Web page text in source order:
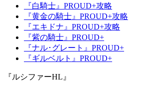
『白騎士』PROUD+攻略
『黄金の騎士』PROUD+攻略
『エキドナ』PROUD+攻略
『紫の騎士』PROUD+
『ナル･グレート』PROUD+
『ギルベルト』PROUD+
『ルシファーHL』